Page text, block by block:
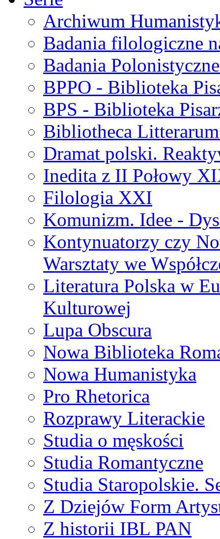
Archiwum
Badania filologiczne
Badania
BPPO - Biblioteka
BPS - Biblioteka
Bibliotheca
Dramat polski.
Inedita z II Połowy
Filologia XXI
Komunizm. Idee -
Kontynuatorzy czy
Warsztaty we
Literatura Polska w
Kulturowej
Lupa Obscura
Nowa Biblioteka
Nowa Humanistyka
Pro Rhetorica
Rozprawy Literackie
Studia o męskości
Studia Romantyczne
Studia Staropolskie.
Z Dziejów Form
Z historii IBL PAN